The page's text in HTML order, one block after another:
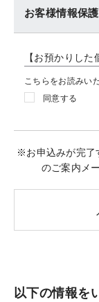
お客様情報保
【お預かりし
こちらをお読みい
同意する
※お申込みが完了
のご案内メ
以下の情報を